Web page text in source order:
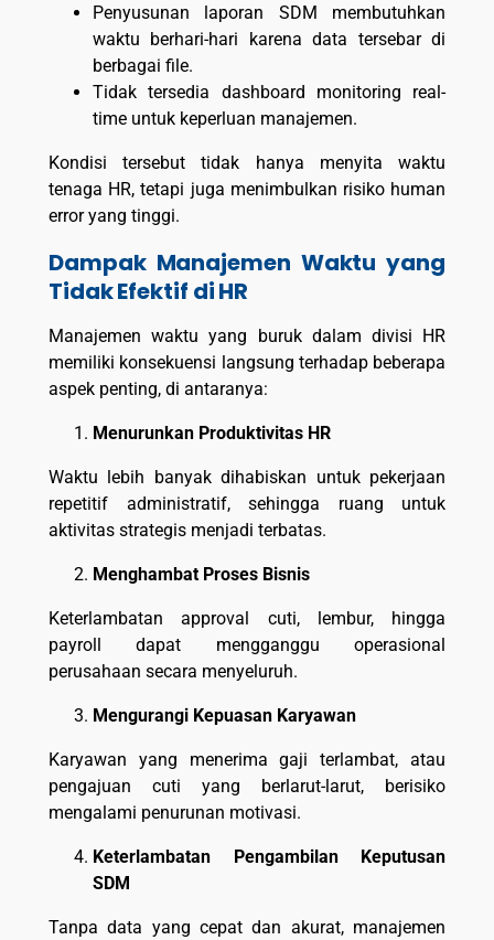
Penyusunan laporan SDM membutuhkan
waktu berhari-hari karena data tersebar di
berbagai file.
Tidak tersedia dashboard monitoring real-
time untuk keperluan manajemen.
Kondisi tersebut tidak hanya menyita waktu
tenaga HR, tetapi juga menimbulkan risiko human
error yang tinggi.
Dampak Manajemen Waktu yang
Tidak Efektif di HR
Manajemen waktu yang buruk dalam divisi HR
memiliki konsekuensi langsung terhadap beberapa
aspek penting, di antaranya:
Menurunkan Produktivitas HR
Waktu lebih banyak dihabiskan untuk pekerjaan
repetitif administratif, sehingga ruang untuk
aktivitas strategis menjadi terbatas.
Menghambat Proses Bisnis
Keterlambatan approval cuti, lembur, hingga
payroll dapat mengganggu operasional
perusahaan secara menyeluruh.
Mengurangi Kepuasan Karyawan
Karyawan yang menerima gaji terlambat, atau
pengajuan cuti yang berlarut-larut, berisiko
mengalami penurunan motivasi.
Keterlambatan Pengambilan Keputusan
SDM
Tanpa data yang cepat dan akurat, manajemen